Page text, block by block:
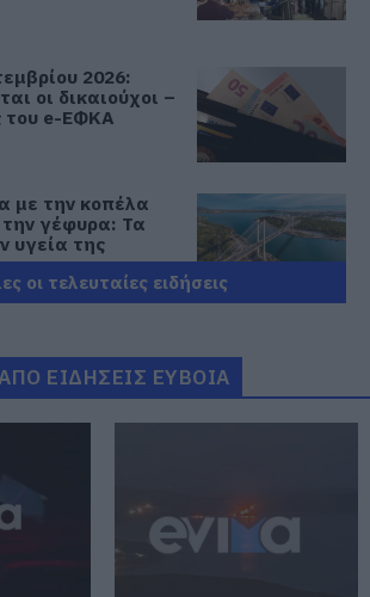
2026:
οι δικαιούχοι –
του e-ΕΦΚΑ
με την κοπέλα
γέφυρα: Τα
υγεία της
του εντέρου
αγρότες στην
οι τελευταίες ειδήσεις
ΕΙΔΗΣΕΙΣ ΕΥΒΟΙΑ